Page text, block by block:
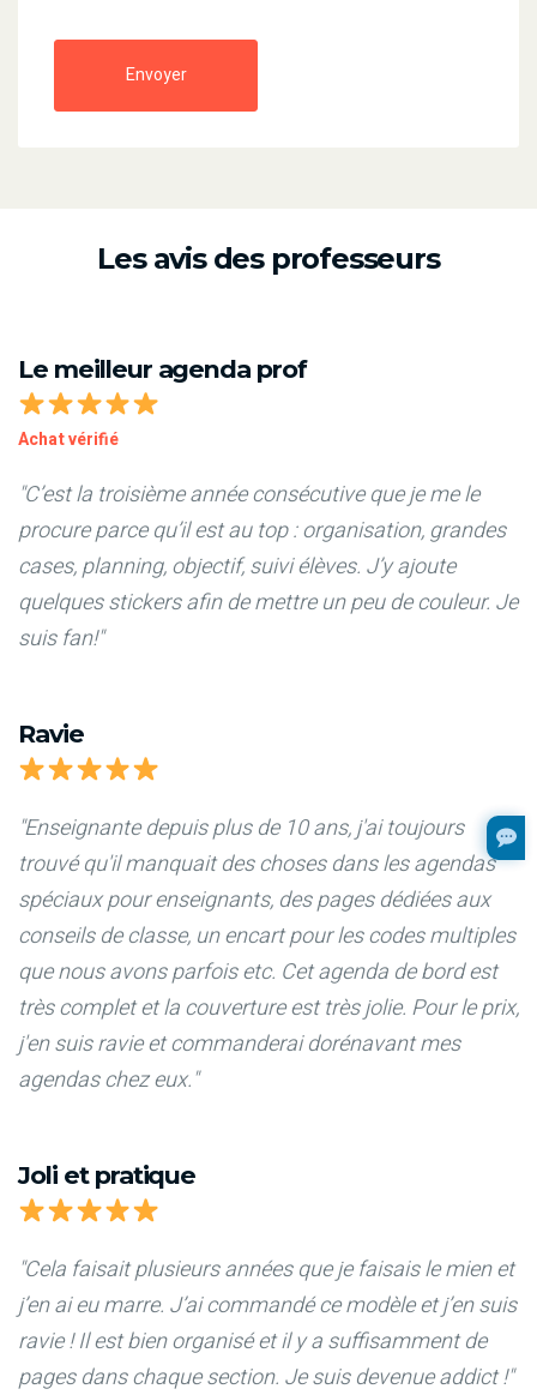
Envoyer
Les avis des professeurs
Le meilleur agenda prof
Achat vérifié
"C’est la troisième année consécutive que je me le
procure parce qu’il est au top : organisation, grandes
cases, planning, objectif, suivi élèves. J’y ajoute
quelques stickers afin de mettre un peu de couleur. Je
suis fan!"
Ravie
"Enseignante depuis plus de 10 ans, j'ai toujours
trouvé qu'il manquait des choses dans les agendas
spéciaux pour enseignants, des pages dédiées aux
conseils de classe, un encart pour les codes multiples
que nous avons parfois etc. Cet agenda de bord est
très complet et la couverture est très jolie. Pour le prix,
j'en suis ravie et commanderai dorénavant mes
agendas chez eux."
Joli et pratique
"Cela faisait plusieurs années que je faisais le mien et
j’en ai eu marre. J’ai commandé ce modèle et j’en suis
ravie ! Il est bien organisé et il y a suffisamment de
pages dans chaque section. Je suis devenue addict !"